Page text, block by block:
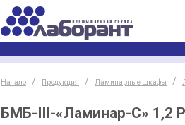
Начало Продукция Ламинарные шкафы
БМБ-III-«Ламинар-С» 1,2